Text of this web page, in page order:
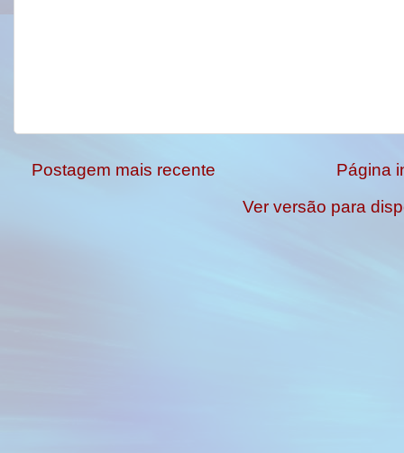
Postagem mais recente
Página
Ver versão para